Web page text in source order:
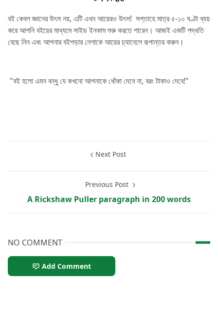
বই কেবল জ্ঞানের উৎস নয়, এটি এখন আয়েরও উৎস! সপ্তাহে মাত্র ৫-১০ ঘণ্টা ব্যয়
করে আপনি বইয়ের মাধ্যমে সাইড ইনকাম শুরু করতে পারেন। আজই একটি পদ্ধতি
বেছে নিন এবং আপনার বইপড়ার নেশাকে আয়ের চ্যানেলে রূপান্তর করুন।
"বই হলো এমন বন্ধু যে কখনো আপনাকে ধোঁকা দেবে না, বরং টাকাও দেবে!"
Next Post
Previous Post
A Rickshaw Puller paragraph in 200 words
NO COMMENT
Add Comment